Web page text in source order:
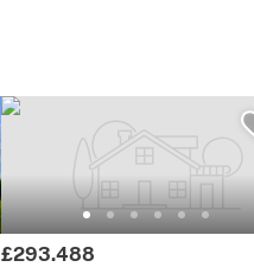
Precio:
£293.488